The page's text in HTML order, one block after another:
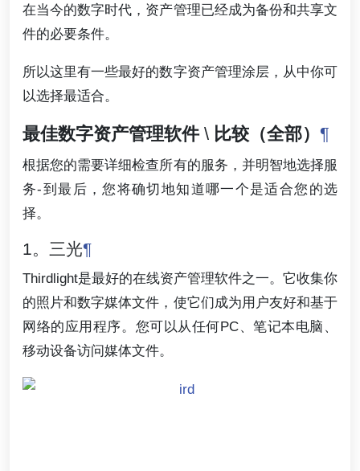
在当今的数字时代，资产管理已经成为备份和共享文
件的必要条件。
所以这里有一些最好的数字资产管理涂层，从中你可
以选择最适合。
最佳数字资产管理软件\ 比较（全部） ¶
根据您的需要详细检查所有的服务，并明智地选择服
务-到最后，您将确切地知道哪一个是适合您的选
择。
1。三光¶
Thirdlight是最好的在线资产管理软件之一。它收集你
的照片和数字媒体文件，使它们成为用户友好和基于
网络的应用程序。您可以从任何PC、笔记本电脑、
移动设备访问媒体文件。